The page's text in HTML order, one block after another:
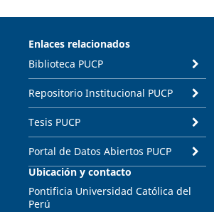
Enlaces relacionados
Biblioteca PUCP
Repositorio Institucional PUCP
Tesis PUCP
Portal de Datos Abiertos PUCP
Ubicación y contacto
Pontificia Universidad Católica del
Perú